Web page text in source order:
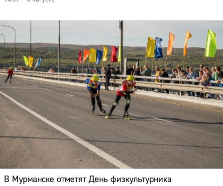
В Мурманске отметят День физкультурника
Телефон: